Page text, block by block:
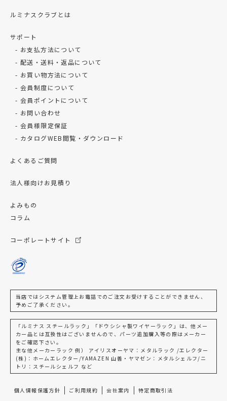
ルミナスクラブとは
サポート
お支払方法について
配送・送料・返品について
お買い物方法について
会員制度について
会員ポイントについて
お問い合わせ
会員様限定保証
カタログWEB閲覧・ダウンロード
よくあるご質問
法人様向けお見積り
よみもの
コラム
コーポレートサイト
当店ではシステム管理上お電話でのご注文お受けすることができません、
予めご了承ください。
「ルミナス スチールラック」「ドウシシャ製ワイヤーラック」は、他メー
カー品とは互換性はございませんので、パーツ追加購入等の際はメーカー
をご確認下さい。
主な他メーカーラック 例） アイリスオーヤマ：メタルラック /エレクター
(株)：ホームエレクター/YAMAZEN 山善・ヤマゼン：メタルシェルフ/ニ
トリ：スチールシェルフ など
個人情報保護方針 ご利用規約 会社案内 特定商取引法